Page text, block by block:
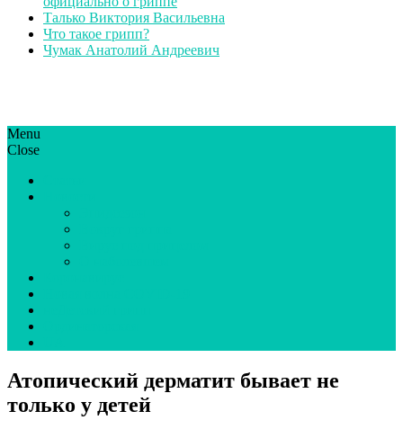
Талько Виктория Васильевна
Что такое грипп?
Чумак Анатолий Андреевич
ГрипЮА: симптоми і лікування | Все про грип в Україні
Все про грип в Україні та Києві, профілактика грипу.
Menu
Close
Атопический дерматит бывает не
только у детей